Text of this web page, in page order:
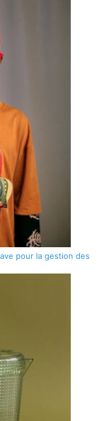
pour la gestion des